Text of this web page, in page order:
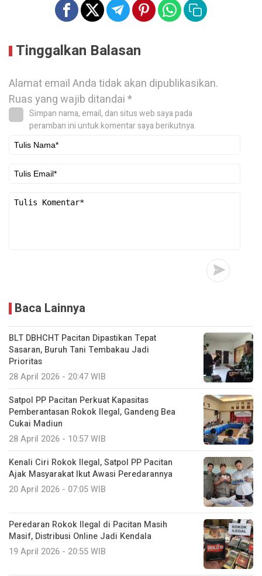
Tinggalkan Balasan
Alamat email Anda tidak akan dipublikasikan.
Ruas yang wajib ditandai*
Simpan nama, email, dan situs web saya pada
peramban ini untuk komentar saya berikutnya.
Baca Lainnya
BLT DBHCHT Pacitan Dipastikan Tepat
Sasaran, Buruh Tani Tembakau Jadi
Prioritas
28 April 2026 - 20:47 WIB
Satpol PP Pacitan Perkuat Kapasitas
Pemberantasan Rokok Ilegal, Gandeng Bea
Cukai Madiun
28 April 2026 - 10:57 WIB
Kenali Ciri Rokok Ilegal, Satpol PP Pacitan
Ajak Masyarakat Ikut Awasi Peredarannya
20 April 2026 - 07:05 WIB
Peredaran Rokok Ilegal di Pacitan Masih
Masif, Distribusi Online Jadi Kendala
19 April 2026 - 20:55 WIB